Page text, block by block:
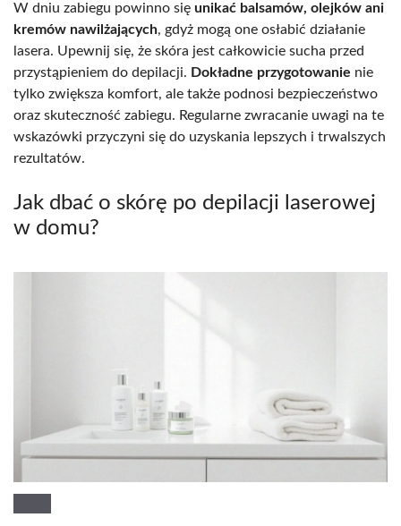
W dniu zabiegu powinno się unikać balsamów, olejków ani
kremów nawilżających, gdyż mogą one osłabić działanie
lasera. Upewnij się, że skóra jest całkowicie sucha przed
przystąpieniem do depilacji. Dokładne przygotowanie nie
tylko zwiększa komfort, ale także podnosi bezpieczeństwo
oraz skuteczność zabiegu. Regularne zwracanie uwagi na te
wskazówki przyczyni się do uzyskania lepszych i trwalszych
rezultatów.
Jak dbać o skórę po depilacji laserowej
w domu?